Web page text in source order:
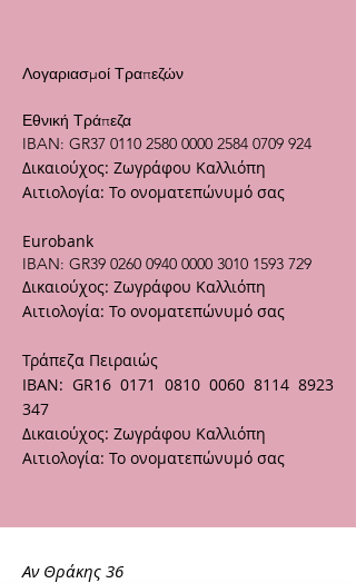
Λογαριασμοί Τραπεζών
Εθνική Τράπεζα
IBAN: GR37 0110 2580 0000 2584 0709 924
Δικαιούχος: Ζωγράφου Καλλιόπη
Αιτιολογία: Το ονοματεπώνυμό σας
Eurobank
IBAN: GR39 0260 0940 0000 3010 1593 729
Δικαιούχος: Ζωγράφου Καλλιόπη
Αιτιολογία: Το ονοματεπώνυμό σας
Τράπεζα Πειραιώς
IBAN: GR16 0171 0810 0060 8114 8923
347
Δικαιούχος: Ζωγράφου Καλλιόπη
Αιτιολογία: Το ονοματεπώνυμό σας
Αν Θράκης 36